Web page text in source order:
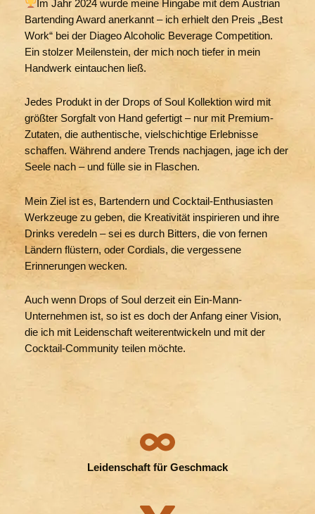
Im Jahr 2024 wurde meine Hingabe mit dem Austrian
Bartending Award anerkannt – ich erhielt den Preis „Best
Work“ bei der Diageo Alcoholic Beverage Competition.
Ein stolzer Meilenstein, der mich noch tiefer in mein
Handwerk eintauchen ließ.
Jedes Produkt in der Drops of Soul Kollektion wird mit
größter Sorgfalt von Hand gefertigt – nur mit Premium-
Zutaten, die authentische, vielschichtige Erlebnisse
schaffen. Während andere Trends nachjagen, jage ich der
Seele nach – und fülle sie in Flaschen.
Mein Ziel ist es, Bartendern und Cocktail-Enthusiasten
Werkzeuge zu geben, die Kreativität inspirieren und ihre
Drinks veredeln – sei es durch Bitters, die von fernen
Ländern flüstern, oder Cordials, die vergessene
Erinnerungen wecken.
Auch wenn Drops of Soul derzeit ein Ein-Mann-
Unternehmen ist, so ist es doch der Anfang einer Vision,
die ich mit Leidenschaft weiterentwickeln und mit der
Cocktail-Community teilen möchte.
Leidenschaft für Geschmack